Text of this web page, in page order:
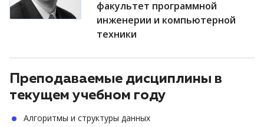
факультет программной
инженерии и компьютерной
техники
Преподаваемые дисциплины в
текущем учебном году
Алгоритмы и структуры данных